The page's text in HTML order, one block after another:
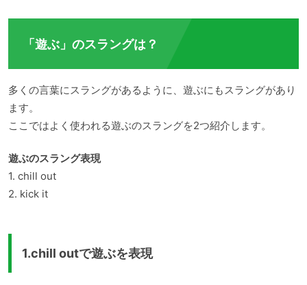
「遊ぶ」のスラングは？
多くの言葉にスラングがあるように、遊ぶにもスラングがあり
ます。
ここではよく使われる遊ぶのスラングを2つ紹介します。
遊ぶのスラング表現
1. chill out
2. kick it
1.chill outで遊ぶを表現